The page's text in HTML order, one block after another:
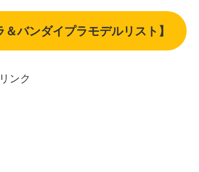
バンダイプラモデルリスト】
ンク